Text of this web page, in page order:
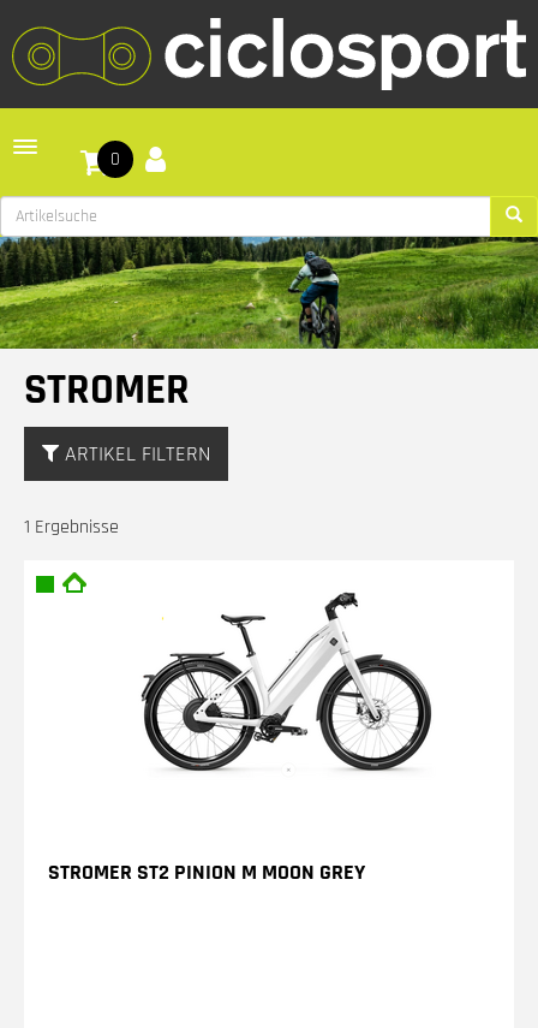
Toggle navigation
0
STROMER
ARTIKEL FILTERN
1 Ergebnisse
STROMER ST2 PINION M MOON GREY